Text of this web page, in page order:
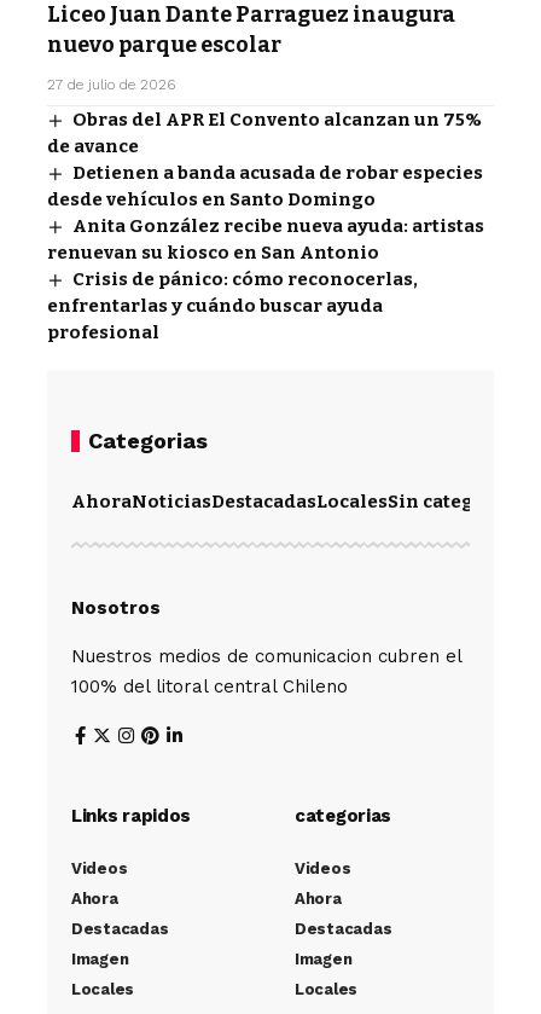
Liceo Juan Dante Parraguez inaugura
nuevo parque escolar
27 de julio de 2026
Obras del APR El Convento alcanzan un 75%
de avance
Detienen a banda acusada de robar especies
desde vehículos en Santo Domingo
Anita González recibe nueva ayuda: artistas
renuevan su kiosco en San Antonio
Crisis de pánico: cómo reconocerlas,
enfrentarlas y cuándo buscar ayuda
profesional
Categorias
AhoraNoticiasDestacadasLocalesSin categoría
Nosotros
Nuestros medios de comunicacion cubren el
100% del litoral central Chileno
Links rapidos
Videos
Ahora
Destacadas
Imagen
Locales
categorias
Videos
Ahora
Destacadas
Imagen
Locales